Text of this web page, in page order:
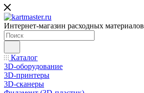
Интернет-магазин расходных материалов
Каталог
3D-оборудование
3D-принтеры
3D-сканеры